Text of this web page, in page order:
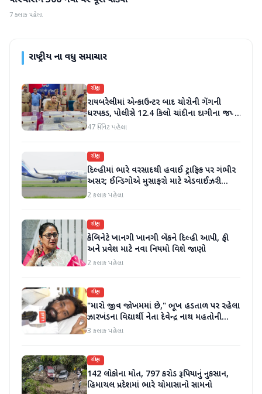
7 કલાક પહેલા
રાષ્ટ્રીયના વધુ સમાચાર
રાષ્ટ્રીય
રાયબરેલીમાં એન્કાઉન્ટર બાદ ચોરોની ગેંગની
ધરપકડ, પોલીસે 12.4 કિલો ચાંદીના દાગીના જપ્ત
કર્યા
47 મિનિટ પહેલા
રાષ્ટ્રીય
દિલ્હીમાં ભારે વરસાદથી હવાઈ ટ્રાફિક પર ગંભીર
અસર; ઈન્ડિગોએ મુસાફરો માટે એડવાઈઝરી
જાહેર કરી
2 કલાક પહેલા
રાષ્ટ્રીય
કેબિનેટે ખાનગી ખાનગી બેંકને દિલ્હી આપી, ફી
અને પ્રવેશ માટે નવા નિયમો વિશે જાણો
2 કલાક પહેલા
રાષ્ટ્રીય
"મારો જીવ જોખમમાં છે," ભૂખ હડતાળ પર રહેલા
ઝારખંડના વિદ્યાર્થી નેતા દેવેન્દ્ર નાથ મહતોની
તબિયત ખરાબ
3 કલાક પહેલા
રાષ્ટ્રીય
142 લોકોના મોત, 797 કરોડ રૂપિયાનું નુકસાન,
હિમાચલ પ્રદેશમાં ભારે ચોમાસાનો સામનો